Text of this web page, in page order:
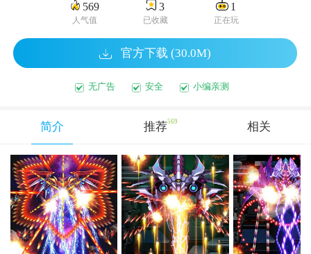
569
人气值
3
已收藏
1
正在玩
官方下载 (30.0M)
无广告 安全 小编亲测
简介 推荐569 相关